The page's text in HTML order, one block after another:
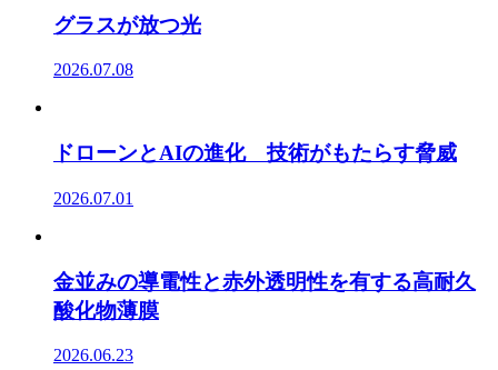
グラスが放つ光
2026.07.08
ドローンとAIの進化 技術がもたらす脅威
2026.07.01
金並みの導電性と赤外透明性を有する高耐久
酸化物薄膜
2026.06.23